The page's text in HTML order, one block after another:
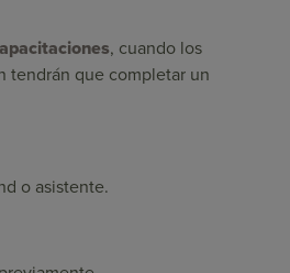
, cuando los
tendrán que completar un
o asistente.